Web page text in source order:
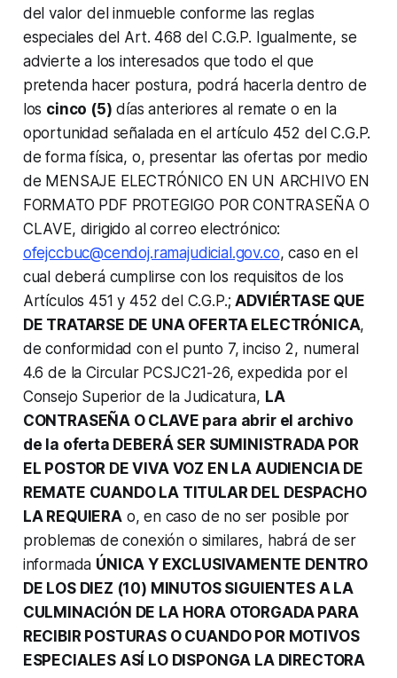
del valor del inmueble conforme las reglas
especiales del Art. 468 del C.G.P. Igualmente, se
advierte a los interesados que todo el que
pretenda hacer postura, podrá hacerla dentro de
los cinco (5) días anteriores al remate o en la
oportunidad señalada en el artículo 452 del C.G.P.
de forma física, o, presentar las ofertas por medio
de MENSAJE ELECTRÓNICO EN UN ARCHIVO EN
FORMATO PDF PROTEGIGO POR CONTRASEÑA O
CLAVE, dirigido al correo electrónico:
ofejccbuc@cendoj.ramajudicial.gov.co, caso en el
cual deberá cumplirse con los requisitos de los
Artículos 451 y 452 del C.G.P.;ADVIÉRTASE QUE
DE TRATARSE DE UNA OFERTA ELECTRÓNICA,
de conformidad con el punto 7, inciso 2, numeral
4.6 de la Circular PCSJC21-26, expedida por el
Consejo Superior de la Judicatura, LA
CONTRASEÑA O CLAVE para abrir el archivo
de la oferta DEBERÁ SER SUMINISTRADA POR
EL POSTOR DE VIVA VOZ EN LA AUDIENCIA DE
REMATE CUANDO LA TITULAR DEL DESPACHO
LA REQUIERAo, en caso de no ser posible por
problemas de conexión o similares, habrá de ser
informada ÚNICA Y EXCLUSIVAMENTE DENTRO
DE LOS DIEZ (10) MINUTOS SIGUIENTES A LA
CULMINACIÓN DE LA HORA OTORGADA PARA
RECIBIR POSTURAS O CUANDO POR MOTIVOS
ESPECIALES ASÍ LO DISPONGA LA DIRECTORA